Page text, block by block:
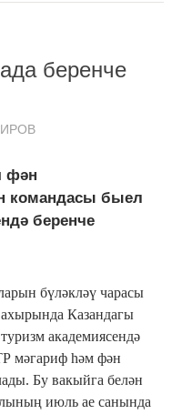
беренче
фән
командасы быел
беренче
бүләкләү чарасы
Казандагы
академиясендә
мәгариф һәм фән
Бу вакыйга белән
июль ае санында